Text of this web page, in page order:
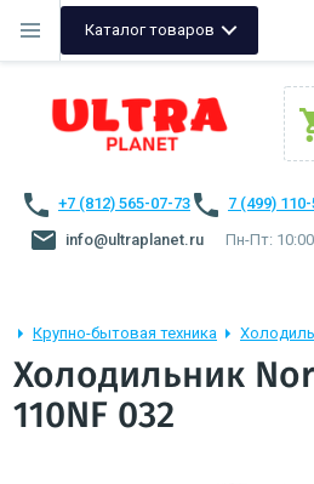
Каталог товаров
+7 (812) 565-07-73
7 (499)
info@ultraplanet.ru
Пн-Пт:
Крупно-бытовая техника
Холодильник
110NF 032